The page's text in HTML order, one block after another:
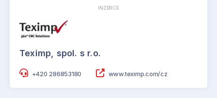
INZERCE
Teximp, spol. s r.o.
+420 286853180 www.teximp.com/cz